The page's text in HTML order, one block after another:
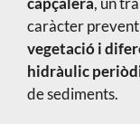
caràcter
vegetació i
hidràulic
de sediments.